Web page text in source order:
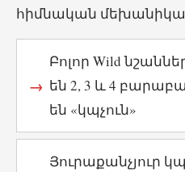
հիմնական
Բոլոր Wild
են 2, 3 և 4
են «կպչուն»
Յուրաքանչյուր